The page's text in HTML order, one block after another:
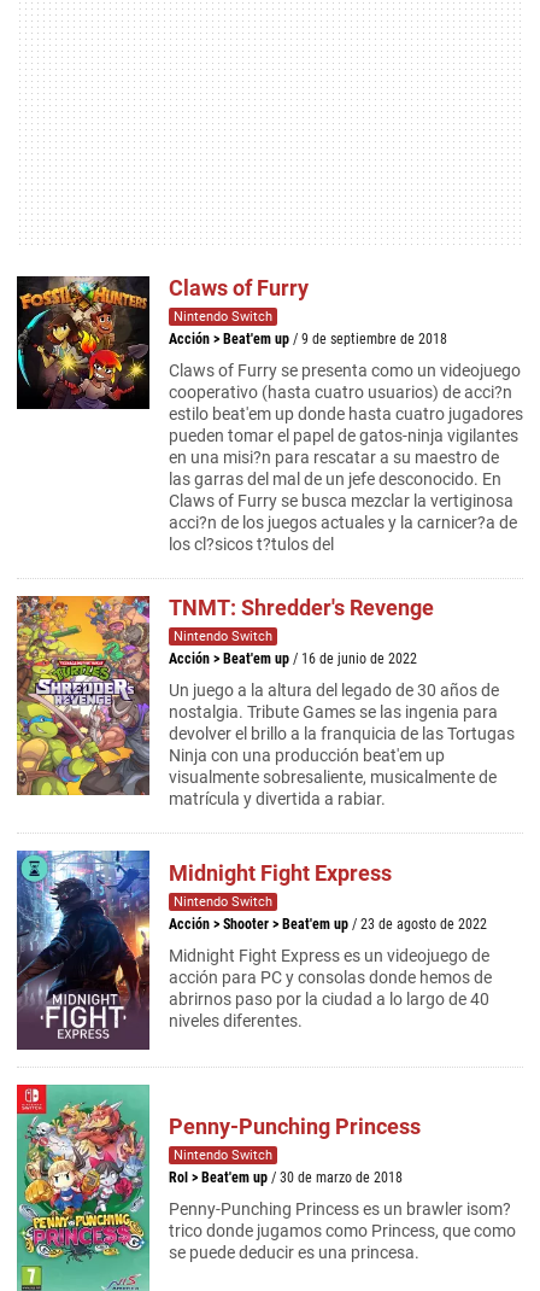
Claws of Furry
Nintendo Switch
Acción > Beat'em up / 9 de septiembre de 2018
Claws of Furry se presenta como un videojuego
cooperativo (hasta cuatro usuarios) de acci?n
estilo beat'em up donde hasta cuatro jugadores
pueden tomar el papel de gatos-ninja vigilantes
en una misi?n para rescatar a su maestro de
las garras del mal de un jefe desconocido. En
Claws of Furry se busca mezclar la vertiginosa
acci?n de los juegos actuales y la carnicer?a de
los cl?sicos t?tulos del
TNMT: Shredder's Revenge
Nintendo Switch
Acción > Beat'em up / 16 de junio de 2022
Un juego a la altura del legado de 30 años de
nostalgia. Tribute Games se las ingenia para
devolver el brillo a la franquicia de las Tortugas
Ninja con una producción beat'em up
visualmente sobresaliente, musicalmente de
matrícula y divertida a rabiar.
Midnight Fight Express
Nintendo Switch
Acción > Shooter > Beat'em up / 23 de agosto de 2022
Midnight Fight Express es un videojuego de
acción para PC y consolas donde hemos de
abrirnos paso por la ciudad a lo largo de 40
niveles diferentes.
Penny-Punching Princess
Nintendo Switch
Rol > Beat'em up / 30 de marzo de 2018
Penny-Punching Princess es un brawler isom?
trico donde jugamos como Princess, que como
se puede deducir es una princesa.